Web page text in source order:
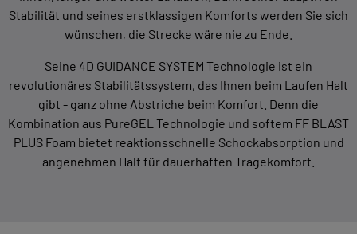
Stabilität und seines erstklassigen Komforts werden Sie sich
wünschen, die Strecke wäre nie zu Ende.
Seine 4D GUIDANCE SYSTEM Technologie ist ein
revolutionäres Stabilitätssystem, das Ihnen beim Laufen Halt
gibt - ganz ohne Abstriche beim Komfort. Denn die
Kombination aus PureGEL Technologie und softem FF BLAST
PLUS Foam bietet reaktionsschnelle Schockabsorption und
angenehmen Halt für dauerhaften Tragekomfort.